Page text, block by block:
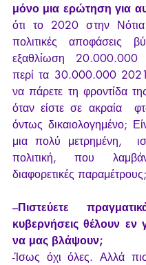
μόνο μια ερώτηση για
ότι το 2020 στην
πολιτικές αποφάσεις
εξαθλίωση 20.000.000
περί τα 30.000.000 2021
να πάρετε τη φροντίδα
όταν είστε σε ακραία
όντως δικαιολογημένο;
μια πολύ μετρημένη,
πολιτική, που
διαφορετικές παραμέτρους;
–Πιστεύετε
κυβερνήσεις θέλουν εν
να μας βλάψουν;
-Ίσως όχι όλες. Αλλά